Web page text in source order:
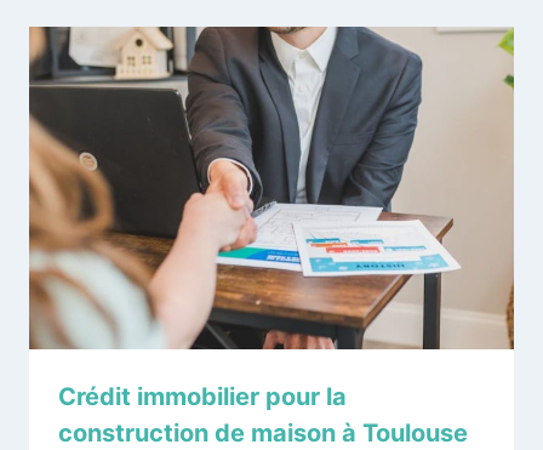
Crédit immobilier pour la
construction de maison à Toulouse